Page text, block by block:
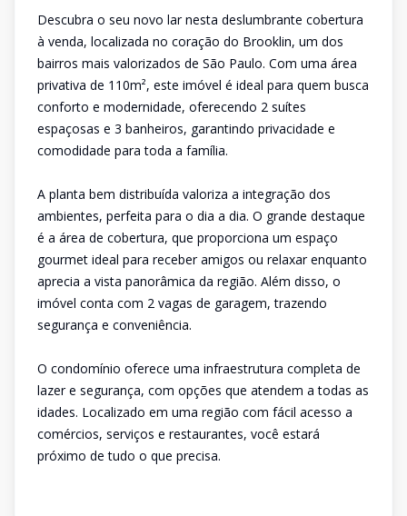
Descubra o seu novo lar nesta deslumbrante cobertura
à venda, localizada no coração do Brooklin, um dos
bairros mais valorizados de São Paulo. Com uma área
privativa de 110m², este imóvel é ideal para quem busca
conforto e modernidade, oferecendo 2 suítes
espaçosas e 3 banheiros, garantindo privacidade e
comodidade para toda a família.
A planta bem distribuída valoriza a integração dos
ambientes, perfeita para o dia a dia. O grande destaque
é a área de cobertura, que proporciona um espaço
gourmet ideal para receber amigos ou relaxar enquanto
aprecia a vista panorâmica da região. Além disso, o
imóvel conta com 2 vagas de garagem, trazendo
segurança e conveniência.
O condomínio oferece uma infraestrutura completa de
lazer e segurança, com opções que atendem a todas as
idades. Localizado em uma região com fácil acesso a
comércios, serviços e restaurantes, você estará
próximo de tudo o que precisa.